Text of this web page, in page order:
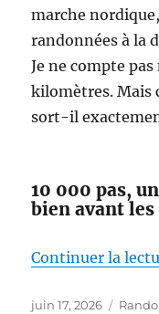
marche
randonnées à la
Je ne compte
kilomètres. Mais
sort-il
10 000 pas,
bien avant
Continuer la
Publié
juin 17, 2026 Rando